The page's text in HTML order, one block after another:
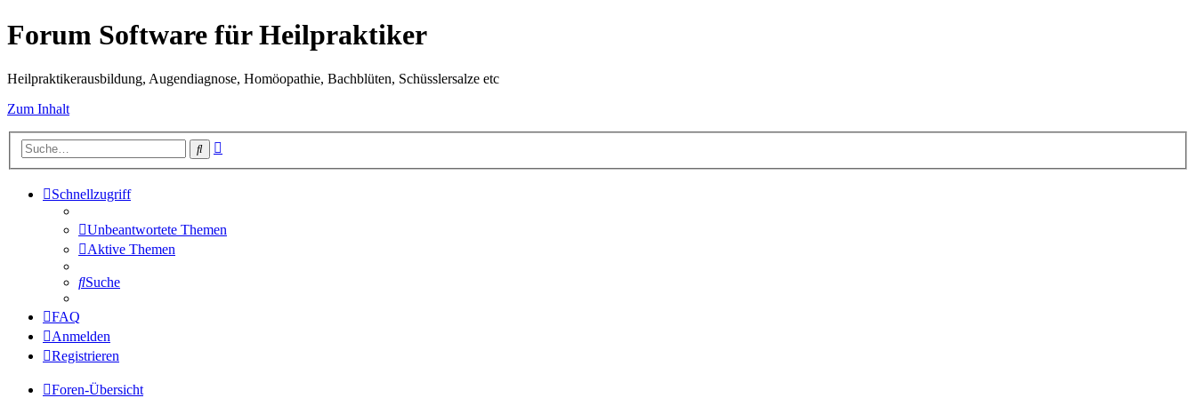
Forum Software für Heilpraktiker
Heilpraktikerausbildung, Augendiagnose, Homöopathie, Bachblüten, Schüsslersalze etc
Zum Inhalt
Suche
Schnellzugriff
Unbeantwortete Themen
Aktive Themen
Suche
FAQ
Anmelden
Registrieren
Foren-Übersicht